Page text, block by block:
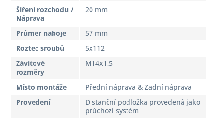
Šíření rozchodu /
Náprava
20 mm
Průměr náboje
57 mm
Rozteč šroubů
5x112
Závitové
rozměry
M14x1,5
Místo montáže
Přední náprava & Zadní náprava
Provedení
Distanční podložka provedená jako
průchozí systém